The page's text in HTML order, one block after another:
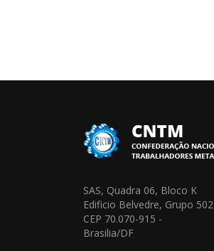
SAS, Quadra 06, Bloco K
Edificio Belvedre, Grupo 502
CEP 70.070-915 -
Brasilia/DF